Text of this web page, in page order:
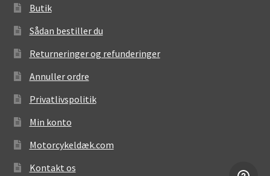
Butik
Sådan bestiller du
Returneringer og refunderinger
Annuller ordre
Privatlivspolitik
Min konto
Motorcykeldæk.com
Kontakt os